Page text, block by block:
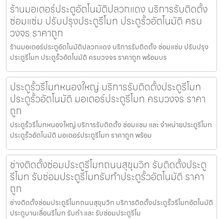
ร้านมอเตอร์ประตูอัตโนมัติปลวกแดง บริการรับติดตั้ง
ซ่อมแซ่ม ปรับปรุงประตูรีโมท ประตูรั้วอัตโนมัติ ครบ
วงจร ราคาถูก
ร้านมอเตอร์ประตูอัตโนมัติปลวกแดง บริการรับติดตั้ง ซ่อมแซ่ม ปรับปรุง
ประตูรีโมท ประตูรั้วอัตโนมัติ ครบวงจร ราคาถูก พร้อมบร
ประตูรั้วรีโมทหนองใหญ่ บริการรับติดตั้งประตูรีโมท
ประตูรั้วอัตโนมัติ มอเตอร์ประตูรีโมท ครบวงจร ราคา
ถูก
ประตูรั้วรีโมทหนองใหญ่ บริการรับติดตั้ง ซ่อมแซม และ จำหน่ายประตูรีโมท
ประตูรั้วอัตโนมัติ มอเตอร์ประตูรีโมท ราคาถูก พร้อม
ช่างติดตั้งซ่อมประตูรีโมทถนนสุขุมวิท รับติดตั้งประตู
รีโมท รับซ่อมประตูรีโมทรับทำประตูรั้วอัตโนมัติ ราคา
ถูก
ช่างติดตั้งซ่อมประตูรีโมทถนนสุขุมวิท บริการติดตั้งประตูรั้วรีโมทอัตโนมัติ
ประตูบานเลื่อนรีโมท รับทำ และ รับซ่อมประตูรีโม